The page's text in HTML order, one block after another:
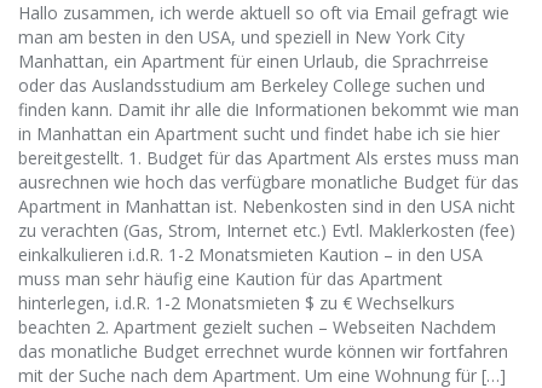
Hallo zusammen, ich werde aktuell so oft via Email gefragt wie
man am besten in den USA, und speziell in New York City
Manhattan, ein Apartment für einen Urlaub, die Sprachrreise
oder das Auslandsstudium am Berkeley College suchen und
finden kann. Damit ihr alle die Informationen bekommt wie man
in Manhattan ein Apartment sucht und findet habe ich sie hier
bereitgestellt. 1. Budget für das Apartment Als erstes muss man
ausrechnen wie hoch das verfügbare monatliche Budget für das
Apartment in Manhattan ist. Nebenkosten sind in den USA nicht
zu verachten (Gas, Strom, Internet etc.) Evtl. Maklerkosten (fee)
einkalkulieren i.d.R. 1-2 Monatsmieten Kaution – in den USA
muss man sehr häufig eine Kaution für das Apartment
hinterlegen, i.d.R. 1-2 Monatsmieten $ zu € Wechselkurs
beachten 2. Apartment gezielt suchen – Webseiten Nachdem
das monatliche Budget errechnet wurde können wir fortfahren
mit der Suche nach dem Apartment. Um eine Wohnung für […]